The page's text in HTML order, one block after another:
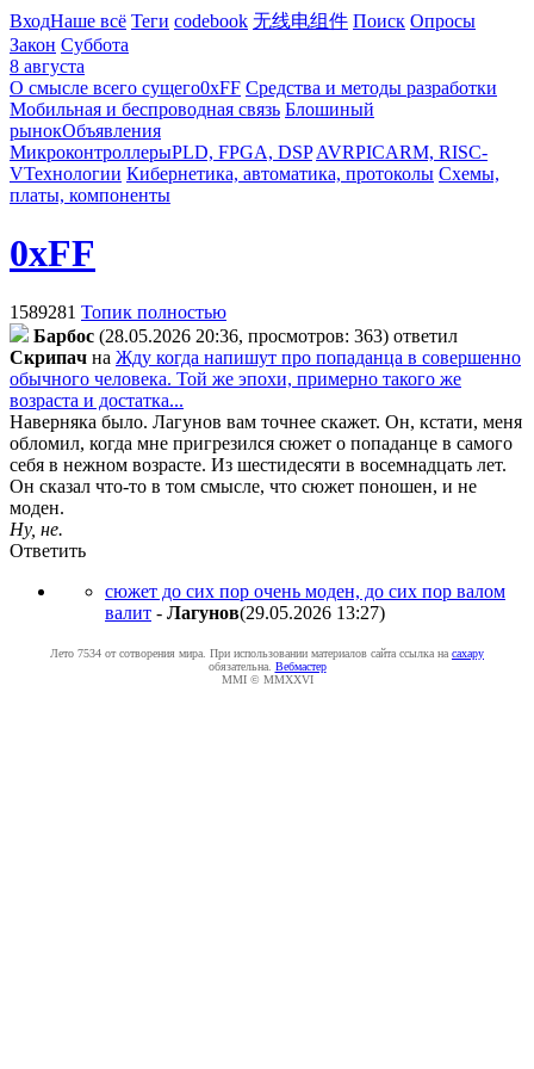
ВходНаше всё Теги codebook 无线电组件 Поиск Опросы
Закон Суббота
8 августа
О смысле всего сущего0xFF Средства и методы разработки
Мобильная и беспроводная связь Блошиный
рынокОбъявления
МикроконтроллерыPLD, FPGA, DSP AVRPICARM, RISC-
VТехнологии Кибернетика, автоматика, протоколы Схемы,
платы, компоненты
0xFF
1589281 Топик полностью
Бapбoc (28.05.2026 20:36, просмотров: 363) ответил
Cкpипaч на Жду когда напишут про попаданца в совершенно
обычного человека. Той же эпохи, примерно такого же
возраста и достатка...
Наверняка было. Лагунов вам точнее скажет. Он, кстати, меня
обломил, когда мне пригрезился сюжет о попаданце в самого
себя в нежном возрасте. Из шестидесяти в восемнадцать лет.
Он сказал что-то в том смысле, что сюжет поношен, и не
моден.
Ну, не.
Ответить
сюжет до сих пор очень моден, до сих пор валом
валит - Лaгyнoв(29.05.2026 13:27)
Лето 7534 от сотворения мира. При использовании материалов сайта ссылка на caxapу
обязательна. Вебмастер
MMI © MMXXVI